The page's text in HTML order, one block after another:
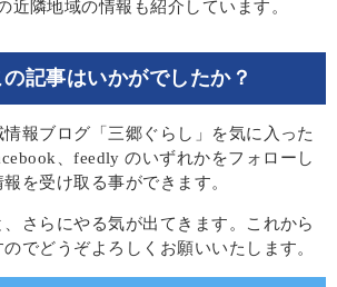
近隣地域の情報も紹介しています。
記事はいかがでしたか？
報ブログ「三郷ぐらし」を気に入った
、feedly のいずれかをフォローし
を受け取る事ができます。
さらにやる気が出てきます。これから
でどうぞよろしくお願いいたします。